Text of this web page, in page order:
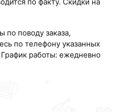
по факту. Скидки на
по поводу заказа,
по телефону указанных
График работы: ежедневно